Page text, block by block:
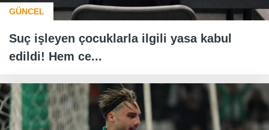
GÜNCEL
Suç işleyen çocuklarla ilgili yasa kabul
edildi! Hem ce...